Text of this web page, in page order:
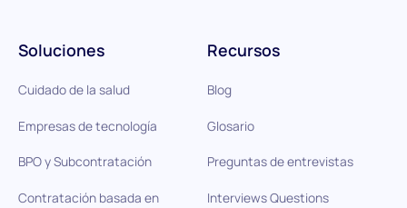
Soluciones
Cuidado de la salud
Empresas de tecnología
BPO y Subcontratación
Contratación basada en
Recursos
Blog
Glosario
Preguntas de entrevistas
Interviews Questions